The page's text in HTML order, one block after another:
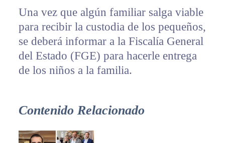
Una vez que algún familiar salga viable
para recibir la custodia de los pequeños,
se deberá informar a la Fiscalía General
del Estado (FGE) para hacerle entrega
de los niños a la familia.
Contenido Relacionado